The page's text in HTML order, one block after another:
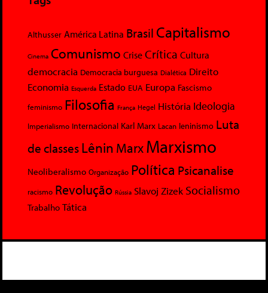
Althusser América Latina Brasil Capitalismo
Cinema Comunismo Crise Crítica Cultura
democracia Democracia burguesa Dialética Direito
Economia Esquerda Estado EUA Europa Fascismo
feminismo Filosofia França Hegel História Ideologia
Imperialismo Internacional Karl Marx Lacan leninismo Luta
de classesLênin MarxMarxismo
Neoliberalismo Organização Política Psicanalise
racismo Revolução Rússia Slavoj Zizek Socialismo
Trabalho Tática